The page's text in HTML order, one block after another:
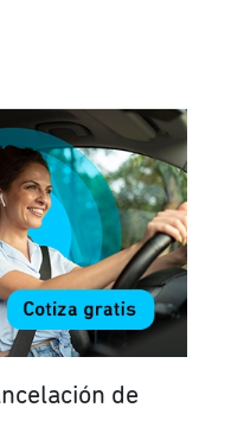
de